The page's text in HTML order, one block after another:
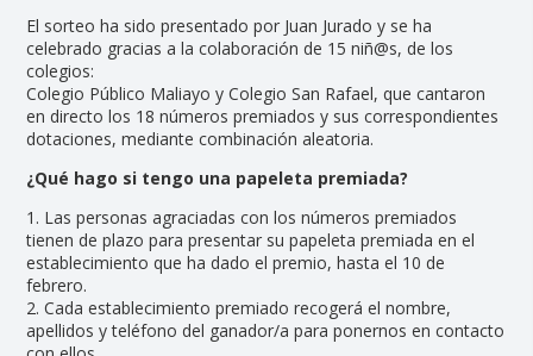
El sorteo ha sido presentado por Juan Jurado y se ha
celebrado gracias a la colaboración de 15 niñ@s, de los
colegios:
Colegio Público Maliayo y Colegio San Rafael, que cantaron
en directo los 18 números premiados y sus correspondientes
dotaciones, mediante combinación aleatoria.
¿Qué hago si tengo una papeleta premiada?
1. Las personas agraciadas con los números premiados
tienen de plazo para presentar su papeleta premiada en el
establecimiento que ha dado el premio, hasta el 10 de
febrero.
2. Cada establecimiento premiado recogerá el nombre,
apellidos y teléfono del ganador/a para ponernos en contacto